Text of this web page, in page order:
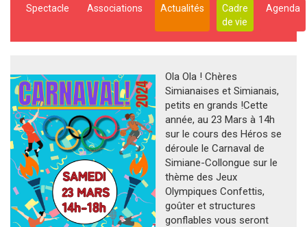
Spectacle Associations Actualités
Cadre
de vie
Agenda
Ola Ola ! Chères
Simianaises et Simianais,
petits en grands !Cette
année, au 23 Mars à 14h
sur le cours des Héros se
déroule le Carnaval de
Simiane-Collongue sur le
thème des Jeux
Olympiques Confettis,
goûter et structures
gonflables vous seront